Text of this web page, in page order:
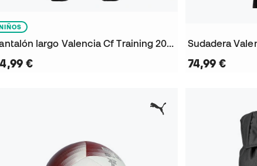
NIÑOS
Pantalón largo Valencia Cf Training 2026-2027 Niño
€ 74,99 €